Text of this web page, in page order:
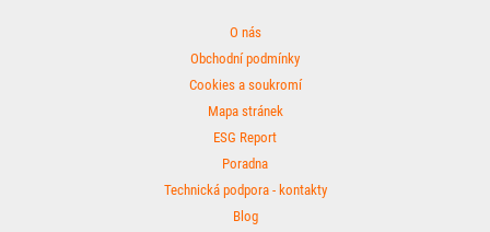
O nás
Obchodní podmínky
Cookies a soukromí
Mapa stránek
ESG Report
Poradna
Technická podpora - kontakty
Blog